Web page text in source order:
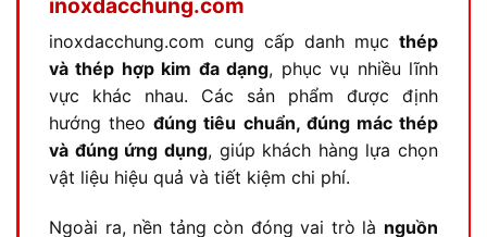
inoxdacchung.com cung cấp danh mục thép
và thép hợp kim đa dạng, phục vụ nhiều lĩnh
vực khác nhau. Các sản phẩm được định
hướng theođúng tiêu chuẩn, đúng mác thép
và đúng ứng dụng, giúp khách hàng lựa chọn
vật liệu hiệu quả và tiết kiệm chi phí.
Ngoài ra, nền tảng còn đóng vai trò là nguồn